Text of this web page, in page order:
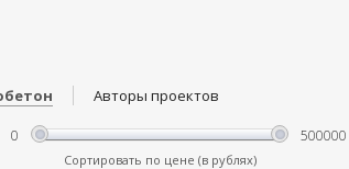
Авторы проектов
Сортировать по цене (в рублях)